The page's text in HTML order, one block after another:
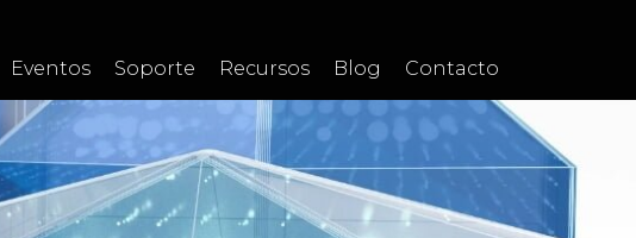
Eventos Soporte Recursos Blog Contacto